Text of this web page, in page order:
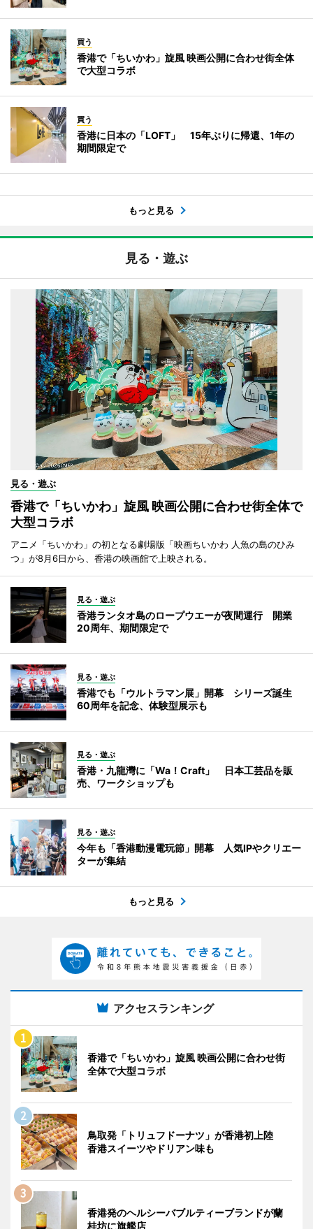
買う
香港で「ちいかわ」旋風 映画公開に合わせ街全体
で大型コラボ
買う
香港に日本の「LOFT」 15年ぶりに帰還、1年の
期間限定で
もっと見る
見る・遊ぶ
見る・遊ぶ
香港で「ちいかわ」旋風 映画公開に合わせ街全体で
大型コラボ
アニメ「ちいかわ」の初となる劇場版「映画ちいかわ 人魚の島のひみ
つ」が8月6日から、香港の映画館で上映される。
見る・遊ぶ
香港ランタオ島のロープウエーが夜間運行 開業
20周年、期間限定で
見る・遊ぶ
香港でも「ウルトラマン展」開幕 シリーズ誕生
60周年を記念、体験型展示も
見る・遊ぶ
香港・九龍灣に「Wa！Craft」 日本工芸品を販
売、ワークショップも
見る・遊ぶ
今年も「香港動漫電玩節」開幕 人気IPやクリエー
ターが集結
もっと見る
アクセスランキング
香港で「ちいかわ」旋風 映画公開に合わせ街
全体で大型コラボ
鳥取発「トリュフドーナツ」が香港初上陸
香港スイーツやドリアン味も
香港発のヘルシーバブルティーブランドが蘭
桂坊に旗艦店